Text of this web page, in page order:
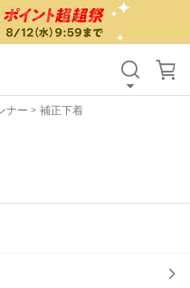
ナー 補正下着
すべて